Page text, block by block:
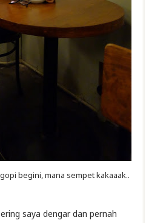
begini, mana sempet kakaaak..
saya dengar dan pernah